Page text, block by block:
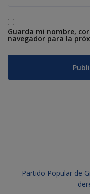
Guarda mi nombre,
navegador para la
Partido Popular de